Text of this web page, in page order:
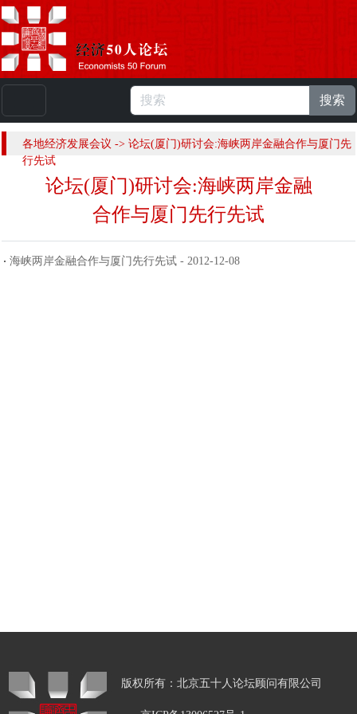
人 |English
搜索
各地经济发展会议 -> 论坛(厦门)研讨会:海峡两岸金融合作与厦门先
行先试
论坛(厦门)研讨会:海峡两岸金融
合作与厦门先行先试
海峡两岸金融合作与厦门先行先试 - 2012-12-08
版权所有：北京五十人论坛顾问有限公司